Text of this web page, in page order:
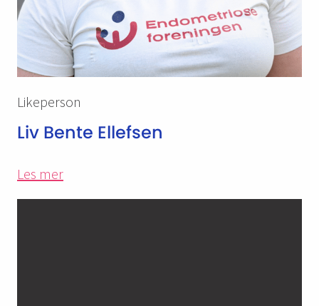
Likeperson
Liv Bente Ellefsen
Les mer